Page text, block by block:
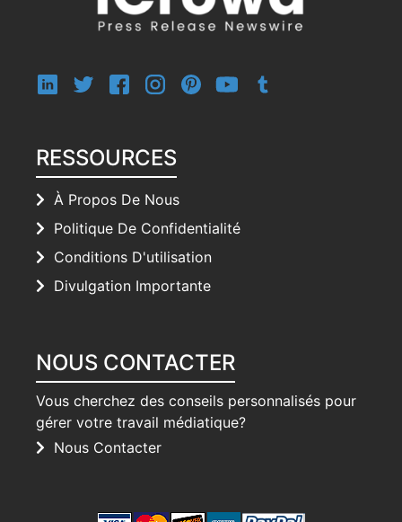
RESSOURCES
À Propos De Nous
Politique De Confidentialité
Conditions D'utilisation
Divulgation Importante
NOUS CONTACTER
Vous cherchez des conseils personnalisés pour
gérer votre travail médiatique?
Nous Contacter